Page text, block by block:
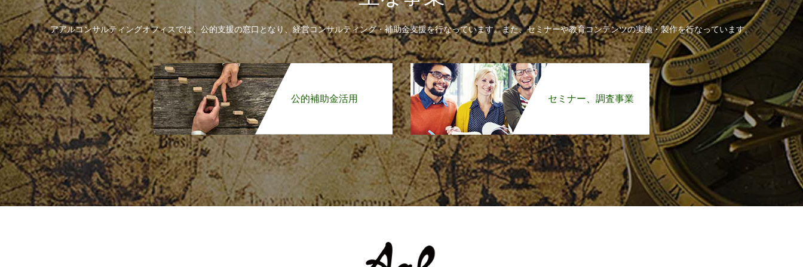
アアルコンサルティングオフィスでは、公的支援の窓口となり、経営コンサルティング・補助金支援を行なっています。また、セミナーや教育コンテンツの実施・製作を行なっています。
公的補助金活用 セミナー、調査事業